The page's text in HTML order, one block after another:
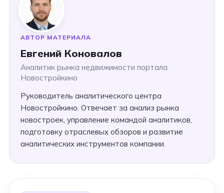
АВТОР МАТЕРИАЛА
Евгений Коновалов
Аналитик рынка недвижимости портала
Новостройкино
Руководитель аналитического центра
Новостройкино. Отвечает за анализ рынка
новостроек, управление командой аналитиков,
подготовку отраслевых обзоров и развитие
аналитических инструментов компании.